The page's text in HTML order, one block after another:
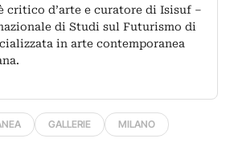
critico d’arte e curatore di Isisuf –
di Studi sul Futurismo di
in arte contemporanea
GALLERIE
MILANO